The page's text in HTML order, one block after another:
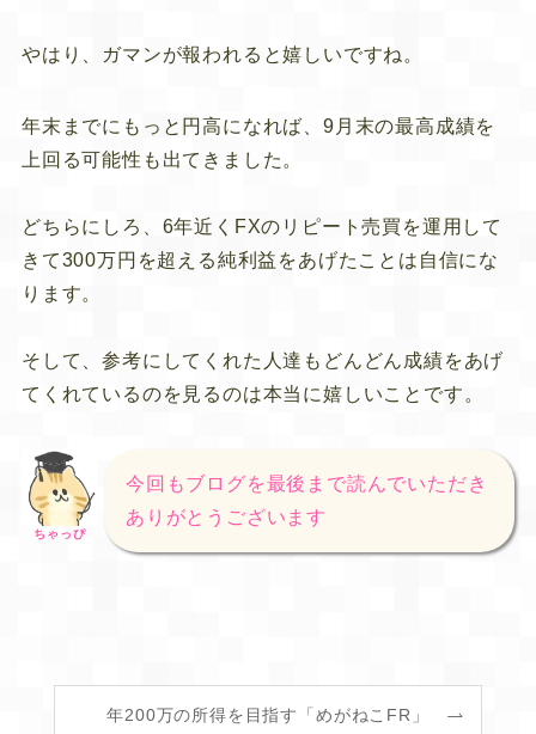
やはり、ガマンが報われると嬉しいですね。
年末までにもっと円高になれば、9月末の最高成績を
上回る可能性も出てきました。
どちらにしろ、6年近くFXのリピート売買を運用して
きて300万円を超える純利益をあげたことは自信にな
ります。
そして、参考にしてくれた人達もどんどん成績をあげ
てくれているのを見るのは本当に嬉しいことです。
ちゃっぴ
今回もブログを最後まで読んでいただき
ありがとうございます
年200万の所得を目指す「めがねこFR」